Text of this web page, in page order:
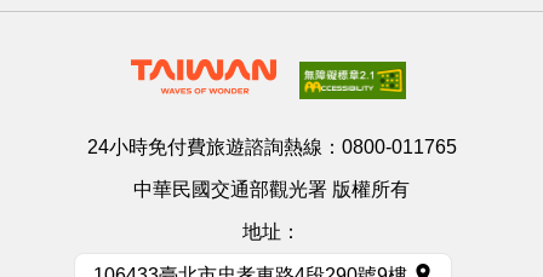
24小時免付費旅遊諮詢熱線： 0800-011765
中華民國交通部觀光署 版權所有
地址：